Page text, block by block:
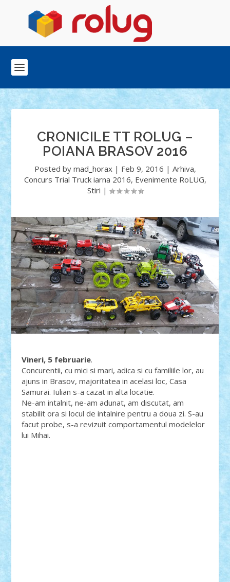
CRONICILE TT ROLUG –
POIANA BRASOV 2016
Posted by mad_horax| Feb 9, 2016 | Arhiva,
Concurs Trial Truck iarna 2016, Evenimente RoLUG,
Stiri |
Vineri, 5 februarie.
Concurentii, cu mici si mari, adica si cu familiile lor, au
ajuns in Brasov, majoritatea in acelasi loc, Casa
Samurai. Iulian s-a cazat in alta locatie.
Ne-am intalnit, ne-am adunat, am discutat, am
stabilit ora si locul de intalnire pentru a doua zi. S-au
facut probe, s-a revizuit comportamentul modelelor
lui Mihai.